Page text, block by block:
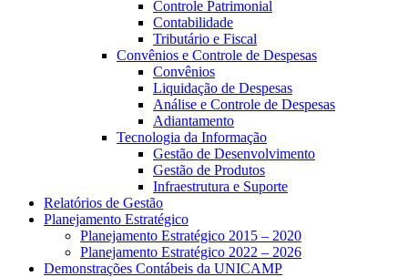
Controle Patrimonial
Contabilidade
Tributário e Fiscal
Convênios e Controle de Despesas
Convênios
Liquidação de Despesas
Análise e Controle de Despesas
Adiantamento
Tecnologia da Informação
Gestão de Desenvolvimento
Gestão de Produtos
Infraestrutura e Suporte
Relatórios de Gestão
Planejamento Estratégico
Planejamento Estratégico 2015 – 2020
Planejamento Estratégico 2022 – 2026
Demonstrações Contábeis da UNICAMP